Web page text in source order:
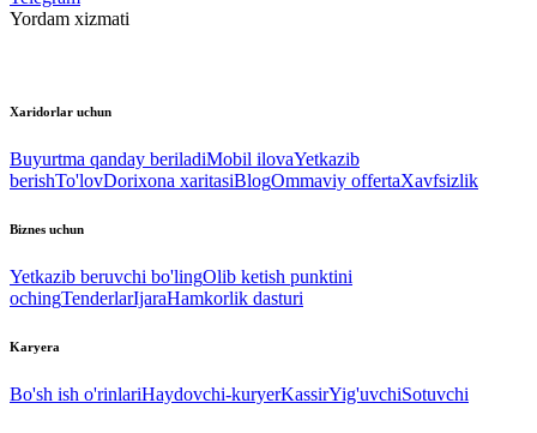
Yordam xizmati
Xaridorlar uchun
Buyurtma qanday beriladiMobil ilovaYetkazib
berishTo'lovDorixona xaritasiBlogOmmaviy offertaXavfsizlik
Biznes uchun
Yetkazib beruvchi bo'lingOlib ketish punktini
ochingTenderlarIjaraHamkorlik dasturi
Karyera
Bo'sh ish o'rinlariHaydovchi-kuryerKassirYig'uvchiSotuvchi